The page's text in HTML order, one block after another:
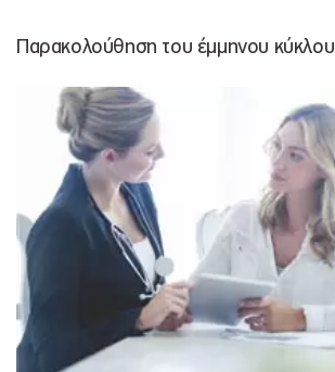
Παρακολούθηση του έμμηνου κύκλου